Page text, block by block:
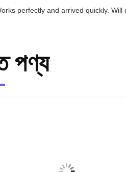
perfectly and arrived quickly. Will
পণ্য